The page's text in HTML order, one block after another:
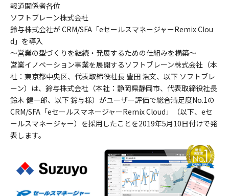
報道関係者各位
ソフトブレーン株式会社
鈴与株式会社が CRM/SFA「eセールスマネージャーRemix Clou
d」を導入
～営業の型づくりを継続・発展するための仕組みを構築～
営業イノベーション事業を展開するソフトブレーン株式会社（本
社：東京都中央区、代表取締役社長 豊田 浩文、以下 ソフトブレ
ーン）は、鈴与株式会社（本社：静岡県静岡市、代表取締役社長
鈴木 健一郎、以下 鈴与様）がユーザー評価で総合満足度No.1の
CRM/SFA「eセールスマネージャーRemix Cloud」（以下、eセ
ールスマネージャー）を採用したことを2019年5月10日付けで発
表します。